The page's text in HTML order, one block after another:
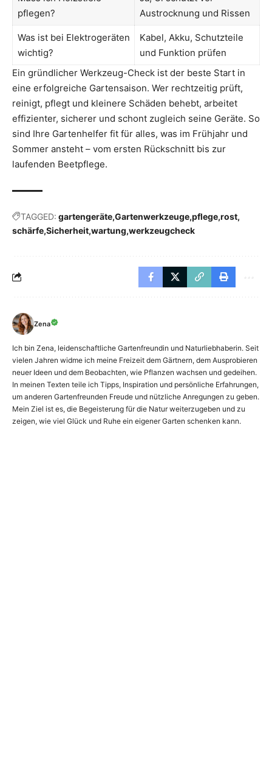
pflegen?
Austrocknung und Rissen
Was ist bei Elektrogeräten
wichtig?
Kabel, Akku, Schutzteile
und Funktion prüfen
Ein gründlicher Werkzeug-Check ist der beste Start in
eine erfolgreiche Gartensaison. Wer rechtzeitig prüft,
reinigt, pflegt und kleinere Schäden behebt, arbeitet
effizienter, sicherer und schont zugleich seine Geräte. So
sind Ihre Gartenhelfer fit für alles, was im Frühjahr und
Sommer ansteht – vom ersten Rückschnitt bis zur
laufenden Beetpflege.
TAGGED: gartengeräte Gartenwerkzeuge pflege rost
schärfe Sicherheit wartung werkzeugcheck
Zena
Ich bin Zena, leidenschaftliche Gartenfreundin und Naturliebhaberin. Seit
vielen Jahren widme ich meine Freizeit dem Gärtnern, dem Ausprobieren
neuer Ideen und dem Beobachten, wie Pflanzen wachsen und gedeihen.
In meinen Texten teile ich Tipps, Inspiration und persönliche Erfahrungen,
um anderen Gartenfreunden Freude und nützliche Anregungen zu geben.
Mein Ziel ist es, die Begeisterung für die Natur weiterzugeben und zu
zeigen, wie viel Glück und Ruhe ein eigener Garten schenken kann.